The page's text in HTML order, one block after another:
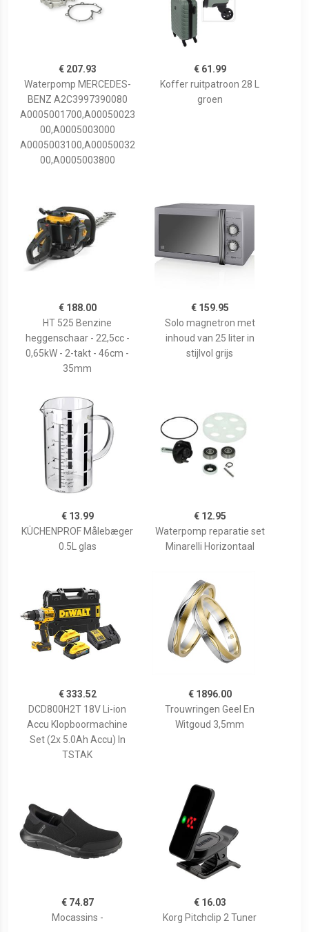
€ 207.93
Waterpomp MERCEDES-
BENZ A2C3997390080
A0005001700,A00050023
00,A0005003000
A0005003100,A00050032
00,A0005003800
€ 61.99
Koffer ruitpatroon 28 L
groen
€ 188.00
HT 525 Benzine
heggenschaar - 22,5cc -
0,65kW - 2-takt - 46cm -
35mm
€ 159.95
Solo magnetron met
inhoud van 25 liter in
stijlvol grijs
€ 13.99
KÜCHENPROF Målebæger
0.5L glas
€ 12.95
Waterpomp reparatie set
Minarelli Horizontaal
€ 333.52
DCD800H2T 18V Li-ion
Accu Klopboormachine
Set (2x 5.0Ah Accu) In
TSTAK
€ 1896.00
Trouwringen Geel En
Witgoud 3,5mm
€ 74.87
Mocassins -
€ 16.03
Korg Pitchclip 2 Tuner